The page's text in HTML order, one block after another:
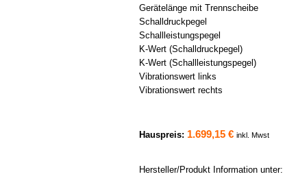
Gerätelänge mit Trennscheibe
Schalldruckpegel
Schallleistungspegel
K-Wert (Schalldruckpegel)
K-Wert (Schallleistungspegel)
Vibrationswert links
Vibrationswert rechts
Hauspreis: 1.699,15 € inkl. Mwst
Hersteller/Produkt Information unter: